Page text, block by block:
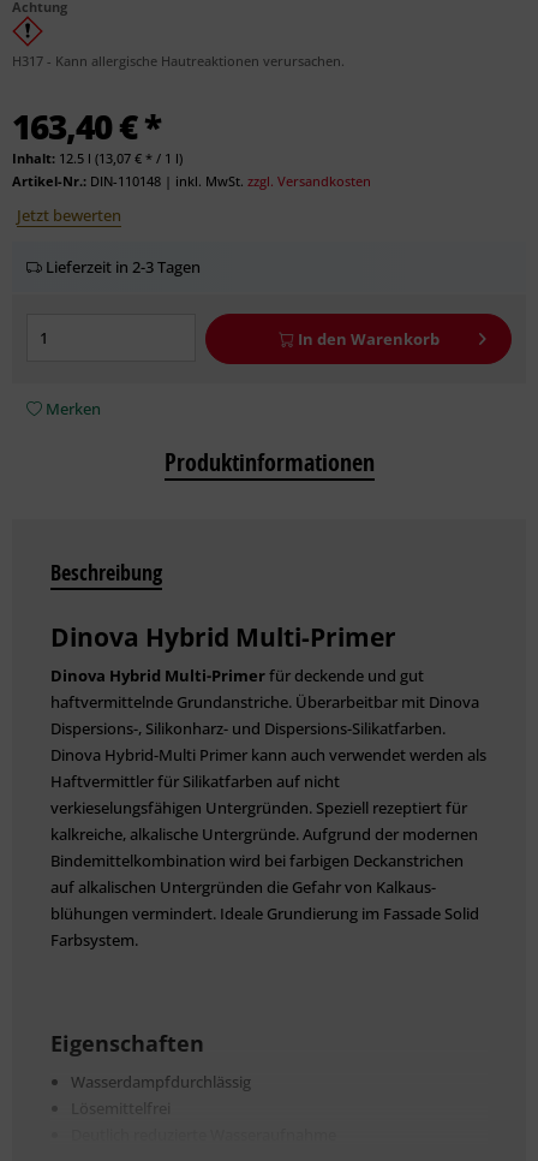
Achtung
H317 - Kann allergische Hautreaktionen verursachen.
163,40 € *
Inhalt: 12.5 l (13,07 € * / 1 l)
Artikel-Nr.: DIN-110148 | inkl. MwSt. zzgl. Versandkosten
Jetzt bewerten
Lieferzeit in 2-3 Tagen
In den Warenkorb
Merken
Produktinformationen
Beschreibung
Dinova Hybrid Multi-Primer
Dinova Hybrid Multi-Primerfür deckende und gut
haftvermittelnde Grundanstriche. Überarbeitbar mit Dinova
Dispersions-, Silikonharz- und Disper­sions-Silikatfarben.
Dinova Hybrid-Multi Primer kann auch verwendet werden als
Haft­vermittler für Silikatfarben auf nicht
verkieselungsfähigen Untergründen. Speziell rezeptiert für
kalkreiche, alkalische Untergründe. Aufgrund der modernen
Bindemittelkombination wird bei farbigen Deckanstrichen
auf alkalischen Untergründen die Gefahr von Kalkaus­
blühungen vermindert. Ideale Grundierung im Fassade Solid
Farbsystem.
Eigenschaften
Wasserdampfdurchlässig
Lösemittelfrei